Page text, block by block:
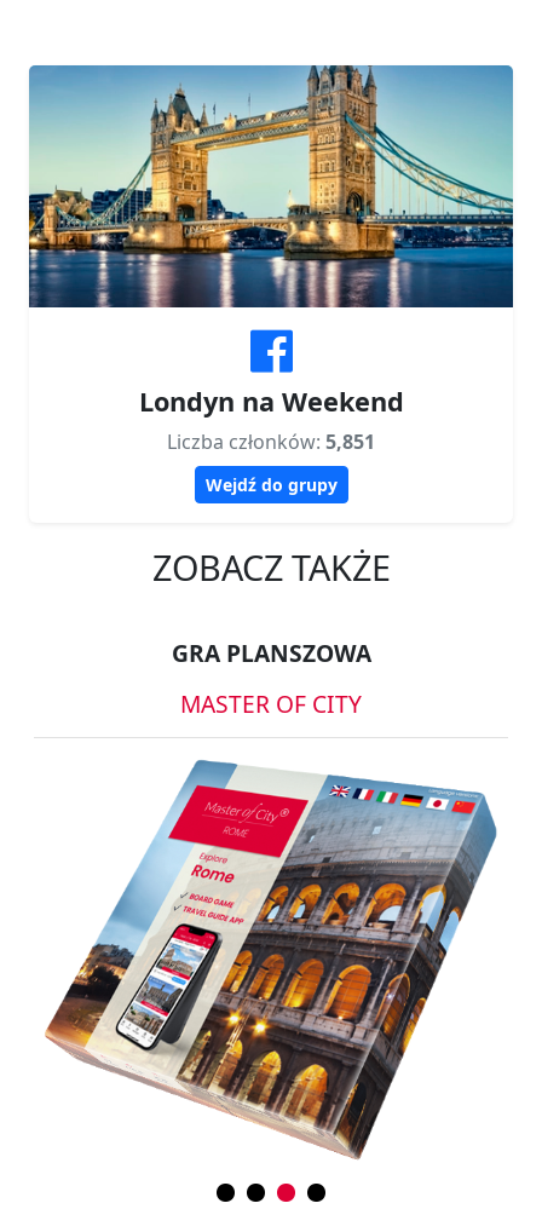
Londyn na Weekend
Liczba członków: 5,851
Wejdź do grupy
ZOBACZ TAKŻE
GRA PLANSZOWA
MASTER OF CITY